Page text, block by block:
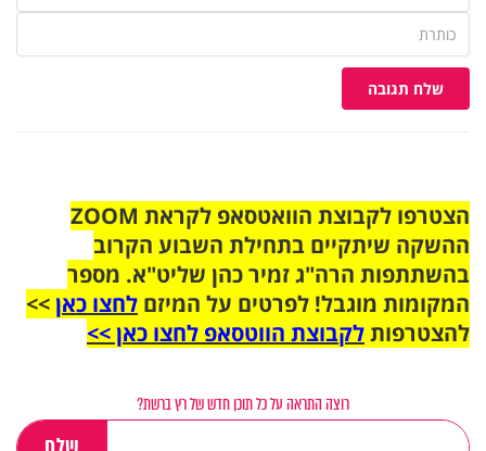
שלח תגובה
הצטרפו לקבוצת הוואטסאפ לקראת ZOOM
ההשקה שיתקיים בתחילת השבוע הקרוב
בהשתתפות הרה"ג זמיר כהן שליט"א. מספר
המקומות מוגבל! לפרטים על המיזם לחצו כאן>>
להצטרפותלקבוצת הווטסאפ לחצו כאן >>
רוצה התראה על כל תוכן חדש של רץ ברשת?